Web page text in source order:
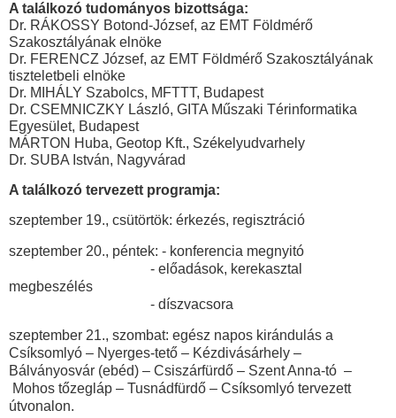
A találkozó tudományos bizottsága:
Dr. RÁKOSSY Botond-József, az EMT Földmérő
Szakosztályának elnöke
Dr. FERENCZ József, az EMT Földmérő Szakosztályának
tiszteletbeli elnöke
Dr. MIHÁLY Szabolcs, MFTTT, Budapest
Dr. CSEMNICZKY László, GITA Műszaki Térinformatika
Egyesület, Budapest
MÁRTON Huba, Geotop Kft., Székelyudvarhely
Dr. SUBA István, Nagyvárad
A találkozó tervezett programja:
szeptember 19., csütörtök: érkezés, regisztráció
szeptember 20., péntek: - konferencia megnyitó
- előadások, kerekasztal
megbeszélés
- díszvacsora
szeptember 21., szombat: egész napos kirándulás a
Csíksomlyó – Nyerges-tető – Kézdivásárhely –
Bálványosvár (ebéd) – Csiszárfürdő – Szent Anna-tó –
Mohos tőzegláp – Tusnádfürdő – Csíksomlyó tervezett
útvonalon.